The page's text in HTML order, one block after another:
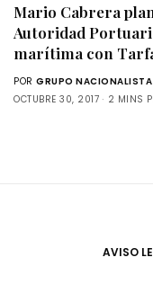
Mario Cabrera
Autoridad
marítima con
POR GRUPO
OCTUBRE 30, 2017
2 MINS
AVISO